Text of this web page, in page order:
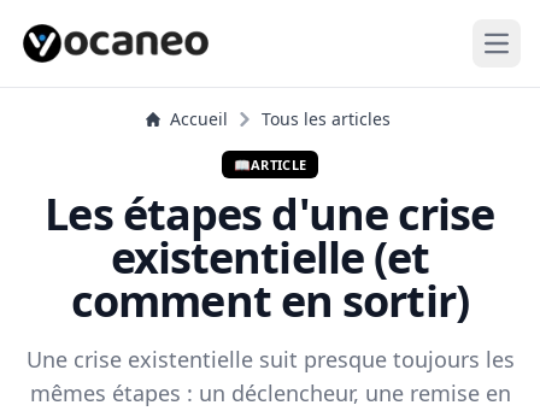
Accueil Tous les articles
📖ARTICLE
Les étapes d'une crise
existentielle (et
comment en sortir)
Une crise existentielle suit presque toujours les
mêmes étapes : un déclencheur, une remise en